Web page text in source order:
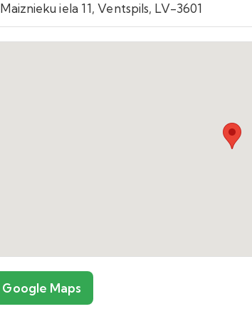
Maiznieku iela 11, Ventspils, LV-3601
Google Maps